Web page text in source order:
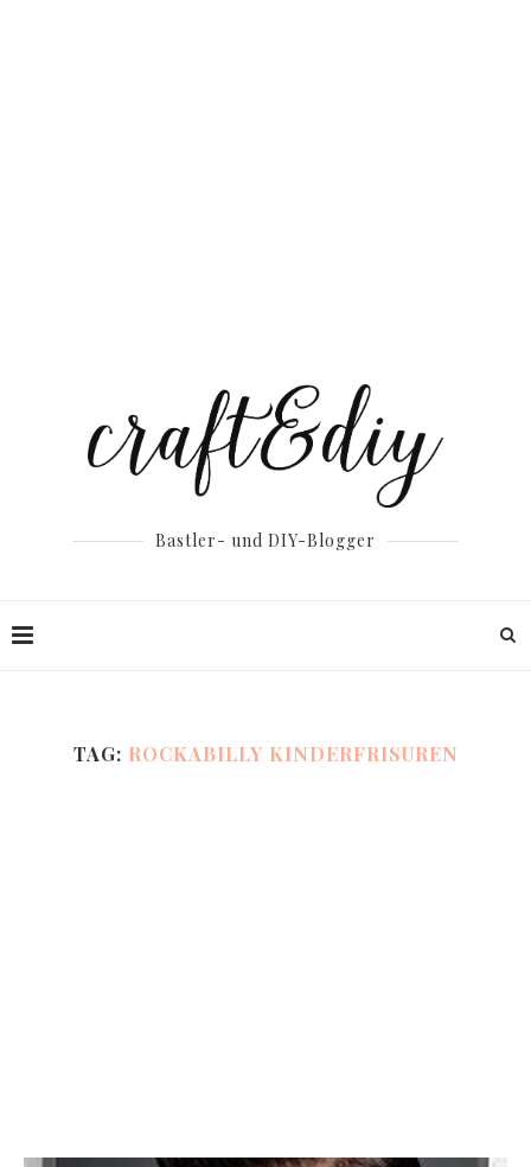
Bastler- und DIY-Blogger
TAG: ROCKABILLY KINDERFRISUREN